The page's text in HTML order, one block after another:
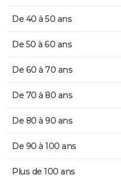
De 40 à 50 ans
De 50 à 60 ans
De 60 à 70 ans
De 70 à 80 ans
De 80 à 90 ans
De 90 à 100 ans
Plus de 100 ans